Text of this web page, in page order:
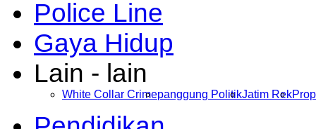
Police Line
Gaya Hidup
Lain - lain
White Collar Crimepanggung PolitikJatim Rek